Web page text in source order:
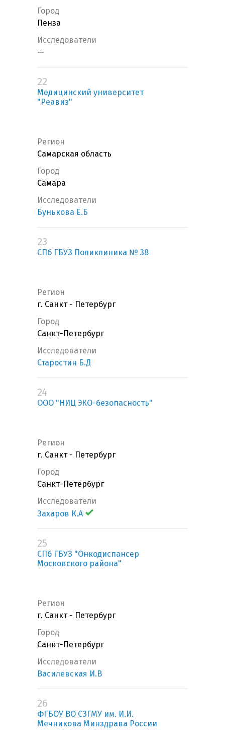
Город
Пенза
Исследователи
—
22
Медицинский университет
"Реавиз"
Регион
Самарская область
Город
Самара
Исследователи
Бунькова Е.Б
23
СПб ГБУЗ Поликлиника № 38
Регион
г. Санкт - Петербург
Город
Санкт-Петербург
Исследователи
Старостин Б.Д
24
ООО "НИЦ ЭКО-безопасность"
Регион
г. Санкт - Петербург
Город
Санкт-Петербург
Исследователи
Захаров К.А
25
СПб ГБУЗ "Онкодиспансер
Московского района"
Регион
г. Санкт - Петербург
Город
Санкт-Петербург
Исследователи
Василевская И.В
26
ФГБОУ ВО СЗГМУ им. И.И.
Мечникова Минздрава России